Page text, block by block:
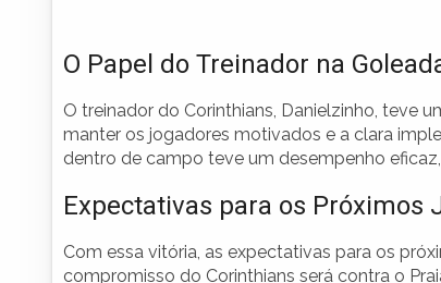
O Papel do Treinador na
O treinador do Corinthians, Danielzinho, teve
manter os jogadores motivados e a clara
dentro de campo teve um desempenho
Expectativas para os Próximos
Com essa vitória, as expectativas para os
compromisso do Corinthians será contra o